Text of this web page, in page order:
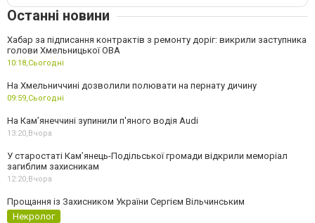
Останні новини
Хабар за підписання контрактів з ремонту доріг: викрили заступника
голови Хмельницької ОВА
10:18,Сьогодні
На Хмельниччині дозволили полювати на пернату дичину
09:59,Сьогодні
На Камʼянеччині зупинили п'яного водія Audi
13:20,Вчора
У старостаті Кам’янець-Подільської громади відкрили меморіал
загиблим захисникам
12:20,Вчора
Прощання із Захисником України Сергієм Вільчинським
Некролог